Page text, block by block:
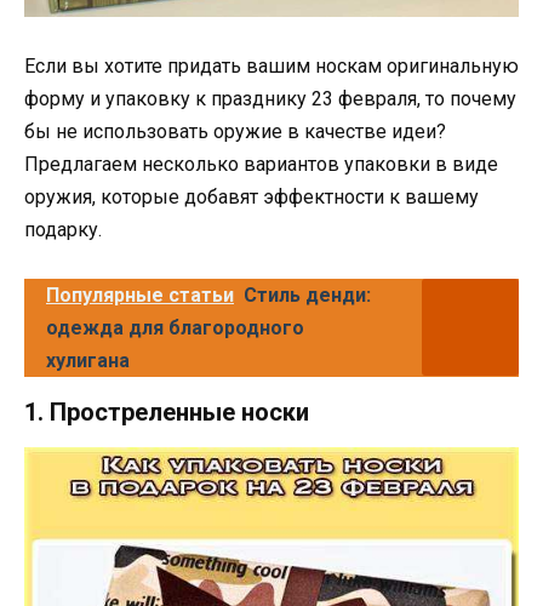
Если вы хотите придать вашим носкам оригинальную
форму и упаковку к празднику 23 февраля, то почему
бы не использовать оружие в качестве идеи?
Предлагаем несколько вариантов упаковки в виде
оружия, которые добавят эффектности к вашему
подарку.
Популярные статьи Стиль денди:
одежда для благородного
хулигана
1. Простреленные носки